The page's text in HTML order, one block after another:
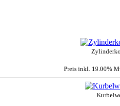
Preis inkl. 19.00%